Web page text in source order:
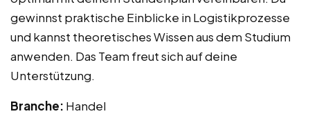
gewinnst praktische Einblicke in Logistikprozesse
und kannst theoretisches Wissen aus dem Studium
anwenden. Das Team freut sich auf deine
Unterstützung.
Branche: Handel